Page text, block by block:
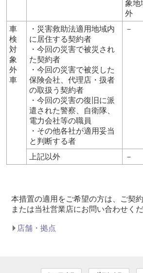
象地
外
車
検
対
象
外
車
・災害救助法適用地域内
に居住する契約者
・今回の災害で被災され
た契約者
・今回の災害で被災した
保険会社、代理店・扱者
の取扱う契約者
・今回の災害の復旧に派
遣された警察、自衛隊、
電力会社等の職員
・その他各社が適用妥当
と判断する者
－
上記以外 －
本措置の適用をご希望の方は、ご契
または当社営業店にお問い合わせくだ
店舗・拠点